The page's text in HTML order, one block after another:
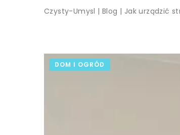
Czysty-Umysl |Blog | Jak urządzić
DOM I OGRÓD